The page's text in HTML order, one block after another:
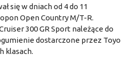
się w dniach od 4 do 11
Open Country M/T-R.
300 GR Sport należące do
dostarczone przez Toyo
klasach.